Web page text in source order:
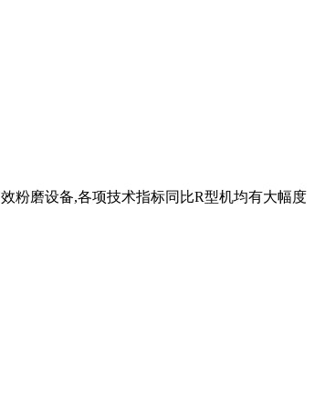
粉磨设备,各项技术指标同比R型机均有大幅度